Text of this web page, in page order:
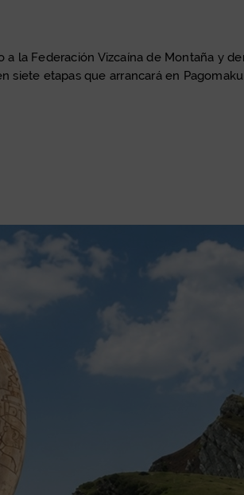
la Federación Vizcaína de Montaña y
siete etapas que arrancará en